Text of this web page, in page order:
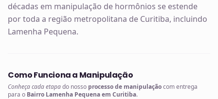
décadas em manipulação de hormônios se estende
por toda a região metropolitana de Curitiba, incluindo
Lamenha Pequena.
Como Funciona a Manipulação
Conheça cada etapado nosso processo de manipulaçãocom entrega
para o Bairro Lamenha Pequena em Curitiba.